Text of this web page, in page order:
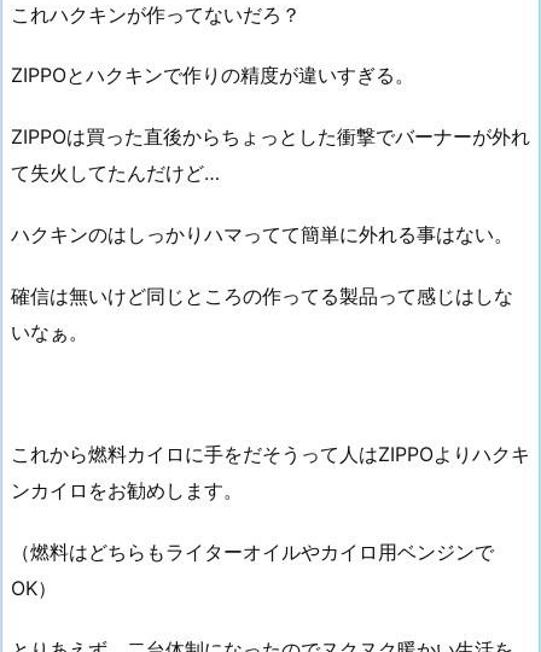
これハクキンが作ってないだろ？
ZIPPOとハクキンで作りの精度が違いすぎる。
ZIPPOは買った直後からちょっとした衝撃でバーナーが外れ
て失火してたんだけど…
ハクキンのはしっかりハマってて簡単に外れる事はない。
確信は無いけど同じところの作ってる製品って感じはしな
いなぁ。
これから燃料カイロに手をだそうって人はZIPPOよりハクキ
ンカイロをお勧めします。
（燃料はどちらもライターオイルやカイロ用ベンジンで
OK）